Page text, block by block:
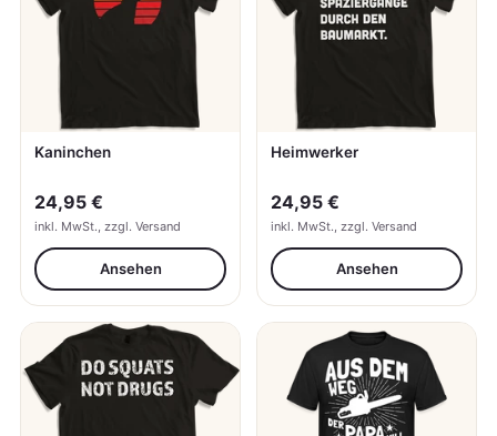
Kaninchen
24,95 €
inkl. MwSt., zzgl. Versand
Ansehen
Heimwerker
24,95 €
inkl. MwSt., zzgl. Versand
Ansehen